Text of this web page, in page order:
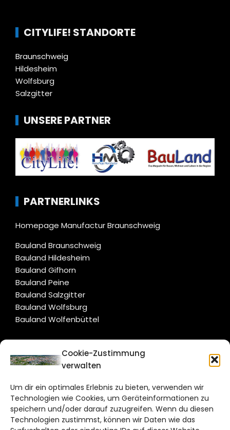
Cookie-Zustimmung
verwalten
Um dir ein optimales Erlebnis zu bieten, verwenden wir
Technologien wie Cookies, um Geräteinformationen zu
speichern und/oder darauf zuzugreifen. Wenn du diesen
Technologien zustimmst, können wir Daten wie das
CITYLIFE! STANDORTE
Braunschweig
Hildesheim
Wolfsburg
Salzgitter
UNSERE PARTNER
PARTNERLINKS
Homepage Manufactur Braunschweig
Bauland Braunschweig
Bauland Hildesheim
Bauland Gifhorn
Bauland Peine
Bauland Salzgitter
Bauland Wolfsburg
Bauland Wolfenbüttel
CITYLIFE!
Bruchtorwall 12
38100 Braunschweig
Telefon: 0531 387220 – 65